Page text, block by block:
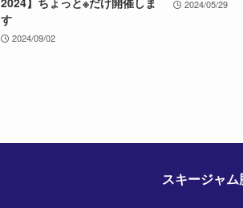
す
2024/09/02
2024/05/29
スキージャ